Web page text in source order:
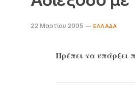
22 Μαρτίου 2005 EΛΛΆΔΑ
Πρέπει να υπάρξει